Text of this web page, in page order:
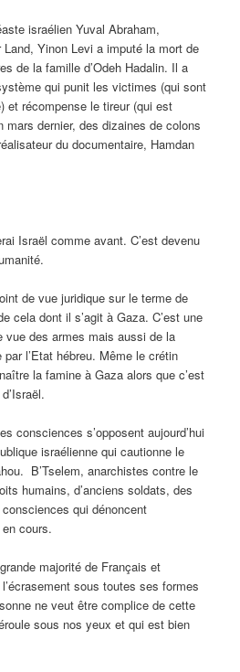
israélien Yuval Abraham,
Yinon Levi a imputé la mort de
de la famille d’Odeh Hadalin. Il a
qui punit les victimes (qui sont
et récompense le tireur (qui est
dernier, des dizaines de colons
du documentaire, Hamdan
Israël comme avant. C’est devenu
de vue juridique sur le terme de
cela dont il s’agit à Gaza. C’est une
vue des armes mais aussi de la
l’Etat hébreu. Même le crétin
la famine à Gaza alors que c’est
consciences s’opposent aujourd’hui
israélienne qui cautionne le
B’Tselem, anarchistes contre le
humains, d’anciens soldats, des
qui dénoncent
cours.
majorité de Français et
l’écrasement sous toutes ses formes
ne veut être complice de cette
sous nos yeux et qui est bien